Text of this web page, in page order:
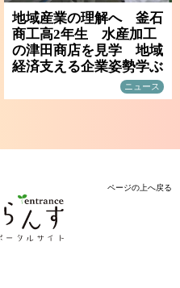
地域産業の理解へ 釜石
商工高2年生 水産加工
の津田商店を見学 地域
経済支える企業姿勢学ぶ
ニュース
ページの上へ戻る